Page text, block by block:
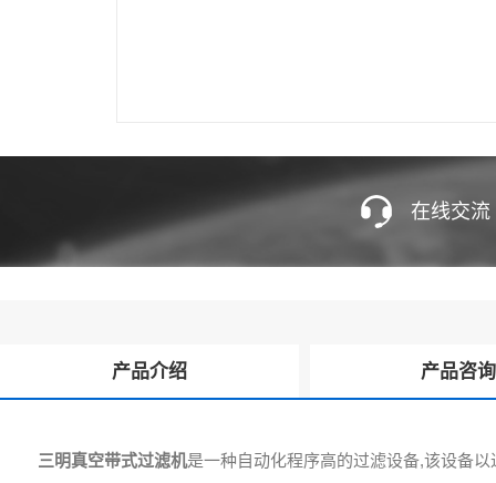
在线交流
产品介绍 产品咨询
三明真空带式过滤机是一种自动化程序高的过滤设备,该设备